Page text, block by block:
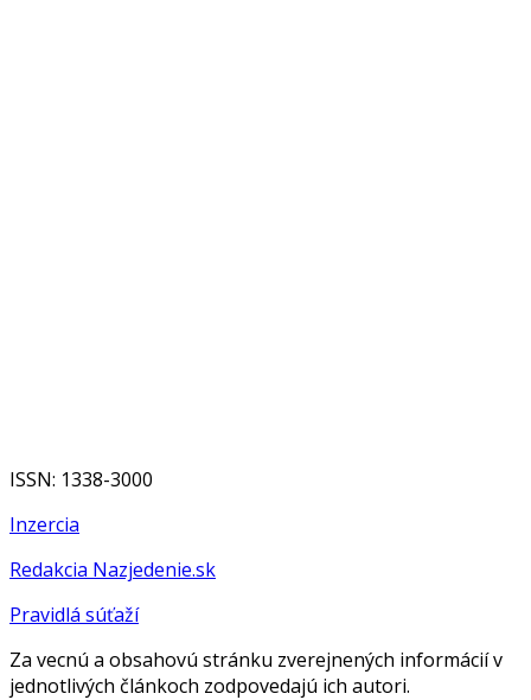
ISSN: 1338-3000
Inzercia
Redakcia Nazjedenie.sk
Pravidlá súťaží
Za vecnú a obsahovú stránku zverejnených informácií v
jednotlivých článkoch zodpovedajú ich autori.